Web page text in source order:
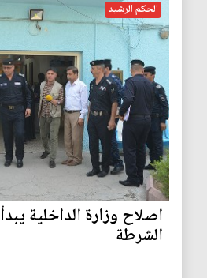
الحكم الرشيد
اصلاح وزارة الداخلية
الشرطة